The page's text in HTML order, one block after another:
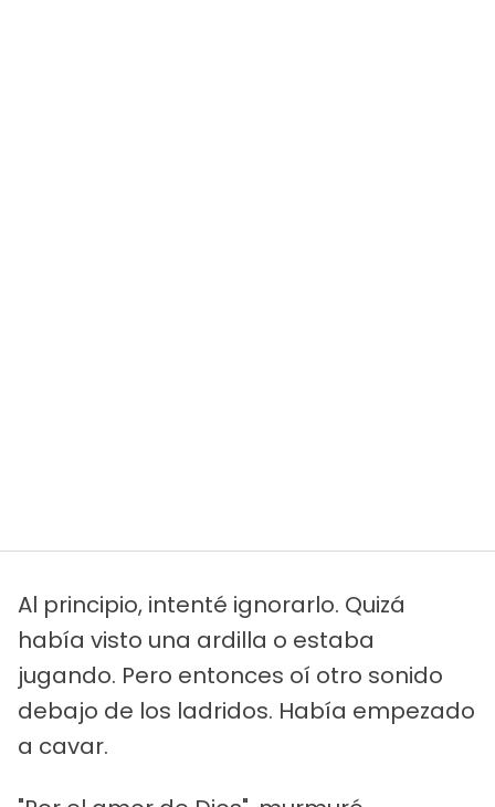
Al principio, intenté ignorarlo. Quizá
había visto una ardilla o estaba
jugando. Pero entonces oí otro sonido
debajo de los ladridos. Había empezado
a cavar.